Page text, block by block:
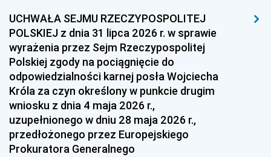
1954 1953 1952
1951 1950 1949
1948 1947
1939 1938 1937
1936 1930
UCHWAŁA SEJMU RZECZYPOSPOLITEJ
POLSKIEJ z dnia 31 lipca 2026 r. w sprawie
wyrażenia przez Sejm Rzeczypospolitej
Polskiej zgody na pociągnięcie do
odpowiedzialności karnej posła Wojciecha
Króla za czyn określony w punkcie drugim
wniosku z dnia 4 maja 2026 r.,
uzupełnionego w dniu 28 maja 2026 r.,
przedłożonego przez Europejskiego
Prokuratora Generalnego